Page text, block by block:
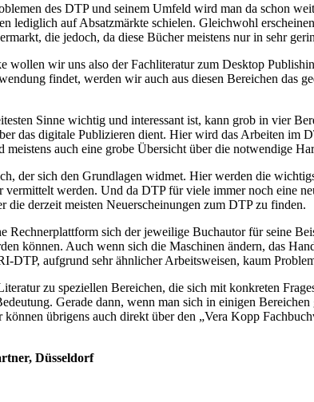
des DTP und seinem Umfeld wird man da schon
lediglich auf Absatzmärkte schielen. Gleichwohl
die jedoch, da diese Bücher meistens nur in sehr
wollen wir uns also der Fachliteratur zum Desktop
findet, werden wir auch aus diesen Bereichen das
Sinne wichtig und interessant ist, kann grob in vier
das digitale Publizieren dient. Hier wird das Arbeiten im
meistens auch eine grobe Übersicht über die notwendige
der sich den Grundlagen widmet. Hier werden die
werden. Und da DTP für viele immer noch eine
die derzeit meisten Neuerscheinungen zum DTP zu finden.
Rechnerplattform sich der jeweilige Buchautor für seine
können. Auch wenn sich die Maschinen ändern, das
DTP, aufgrund sehr ähnlicher Arbeitsweisen, kaum
zu speziellen Bereichen, die sich mit konkreten
Gerade dann, wenn man sich in einigen
übrigens auch direkt über den „Vera Kopp
Düsseldorf